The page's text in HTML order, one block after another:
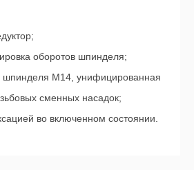
оборотов шпинделя;
шпинделя М14, унифицированная
сменных насадок;
во включенном состоянии.